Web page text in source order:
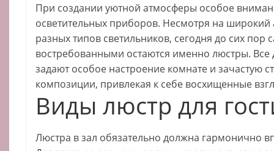
При создании уютной атмосферы особое
осветительных приборов. Несмотря на широкий
разных типов светильников, сегодня до сих
востребованными остаются именно люстры. Все
задают особое настроение комнате и зачастую
композиции, привлекая к себе восхищенные
Виды люстр для
Люстра в зал обязательно должна гармонично